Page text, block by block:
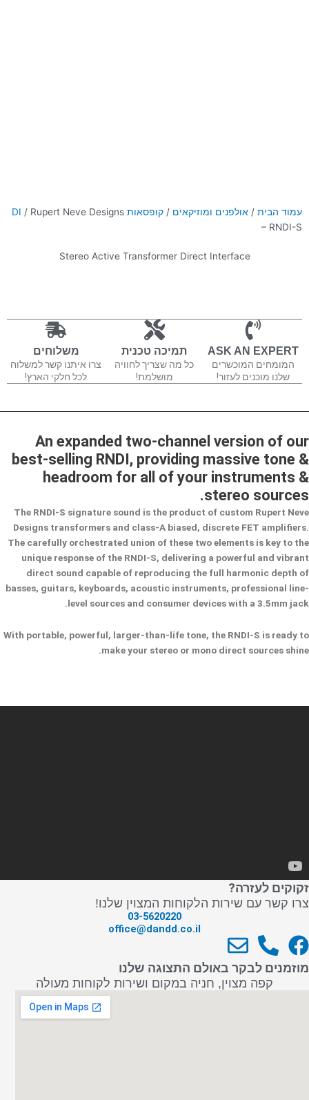
עמוד הבית / אולפנים ומוזיקאים / קופסאות DI / Rupert Neve Designs
– RNDI-S
Stereo Active Transformer Direct Interface
ASK AN EXPERT
המומחים המוכשרים
שלנו מוכנים לעזור!
תמיכה טכנית
כל מה שצריך לחוויה
מושלמת!
משלוחים
צרו איתנו קשר למשלוח
לכל חלקי הארץ!
An expanded two-channel version of our
best-selling RNDI, providing massive tone &
headroom for all of your instruments &
stereo sources.
The RNDI-S signature sound is the product of custom Rupert Neve
Designs transformers and class-A biased, discrete FET amplifiers.
The carefully orchestrated union of these two elements is key to the
unique response of the RNDI-S, delivering a powerful and vibrant
direct sound capable of reproducing the full harmonic depth of
basses, guitars, keyboards, acoustic instruments, professional line-
level sources and consumer devices with a 3.5mm jack.
With portable, powerful, larger-than-life tone, the RNDI-S is ready to
make your stereo or mono direct sources shine.
זקוקים לעזרה?
צרו קשר עם שירות הלקוחות המצוין שלנו!
03-5620220
office@dandd.co.il
F
a
P
h
o
E
n
v
מוזמנים לבקר באולם התצוגה שלנו
קפה מצוין, חניה במקום ושירות לקוחות מעולה